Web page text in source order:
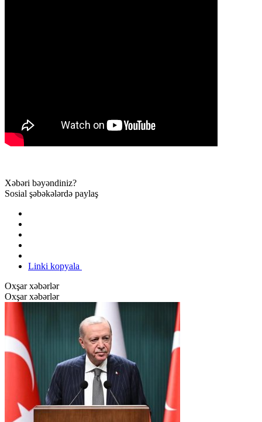
Xəbəri bəyəndiniz?
Sosial şəbəkələrdə paylaş
Linki kopyala
Oxşar xəbərlər
Oxşar xəbərlər